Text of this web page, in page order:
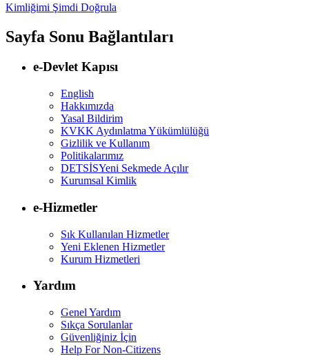
Kimliğimi Şimdi Doğrula
Sayfa Sonu Bağlantıları
e-Devlet Kapısı
English
Hakkımızda
Yasal Bildirim
KVKK Aydınlatma Yükümlülüğü
Gizlilik ve Kullanım
Politikalarımız
DETSİSYeni Sekmede Açılır
Kurumsal Kimlik
e-Hizmetler
Sık Kullanılan Hizmetler
Yeni Eklenen Hizmetler
Kurum Hizmetleri
Yardım
Genel Yardım
Sıkça Sorulanlar
Güvenliğiniz İçin
Help For Non-Citizens